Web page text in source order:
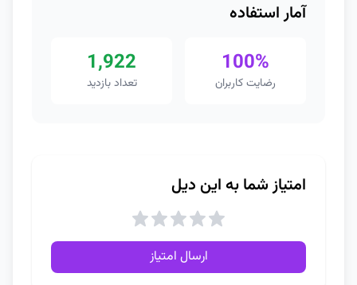
آمار استفاده
100%
رضایت کاربران
1,922
تعداد بازدید
امتیاز شما به این دیل
ارسال امتیاز